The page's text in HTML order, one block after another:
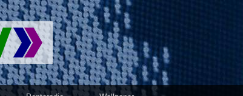
| c3d2